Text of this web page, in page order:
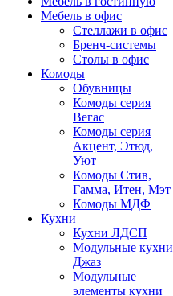
Мебель в офис
Стеллажи в офис
Бренч-системы
Столы в офис
Комоды
Обувницы
Комоды серия
Вегас
Комоды серия
Акцент, Этюд,
Уют
Комоды Стив,
Гамма, Итен, Мэт
Комоды МДФ
Кухни
Кухни ЛДСП
Модульные кухни
Джаз
Модульные
элементы кухни